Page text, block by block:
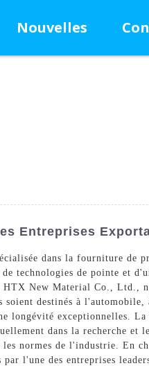
Nouvelles
Entreprises
dans la fourniture de
technologies de pointe et
New Material Co., Ltd.,
soient destinés à
exceptionnelles. La
dans la recherche et
normes de l'industrie. En
l'une des entreprises